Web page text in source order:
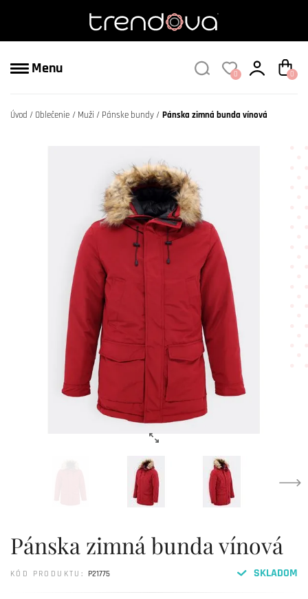
Menu 0 0
Úvod Oblečenie Muži Pánske bundy Pánska zimná bunda vínová
Pánska zimná bunda vínová
SKLADOM
KÓD PRODUKTU: P21775